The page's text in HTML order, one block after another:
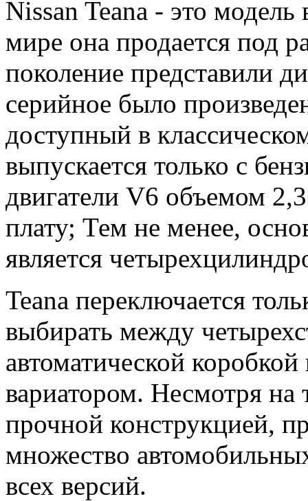
Nissan Teana - это
мире она продается под
поколение представили
серийное было
доступный в
выпускается только с
двигатели V6 объемом
плату; Тем не менее,
является
Teana переключается
выбирать между
автоматической
вариатором. Несмотря на
прочной конструкцией,
множество
всех версий.